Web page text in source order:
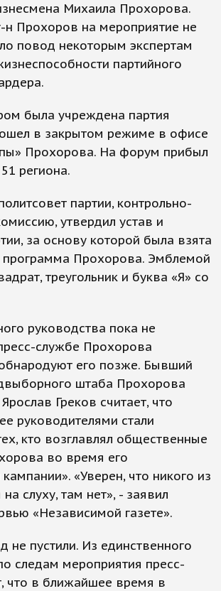
Михаила Прохорова.
н Прохоров на мероприятие не
повод некоторым экспертам
партийного
была учреждена партия
в закрытом режиме в офисе
Прохорова. На форум прибыл
региона.
партии, контрольно-
утвердил устав и
за основу которой была взята
программа Прохорова. Эмблемой
треугольник и буква «Я» со
руководства пока не
службе Прохорова
его позже. Бывший
штаба Прохорова
Греков считает, что
руководителями стали
кто возглавлял общественные
во время его
«Уверен, что никого из
слуху, там нет», - заявил
«Независимой газете».
не пустили. Из единственного
следам мероприятия пресс-
что в ближайшее время в